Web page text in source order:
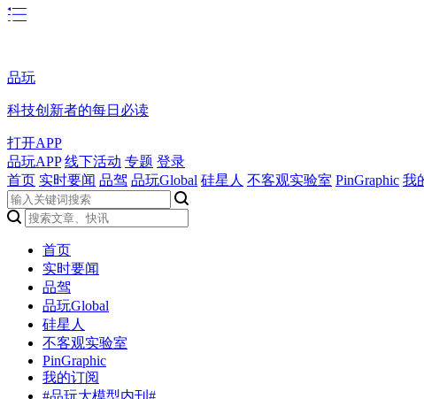
品玩
科技创新者的每日必读
打开APP
品玩APP 线下活动 专题 登录
首页 实时要闻 品驾 品玩Global 硅星人 不客观实验室 PinGraphic 我
首页
实时要闻
品驾
品玩Global
硅星人
不客观实验室
PinGraphic
我的订阅
#品玩大模型内刊#